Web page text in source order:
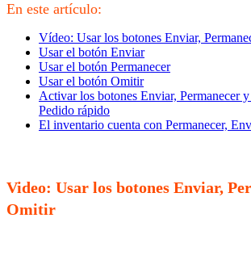
En este artículo:
Vídeo: Usar los botones Enviar,
Usar el botón Enviar
Usar el botón Permanecer
Usar el botón Omitir
Activar los botones Enviar, Permanecer
Pedido rápido
El inventario cuenta con Permanecer,
Video: Usar los botones Enviar,
Omitir